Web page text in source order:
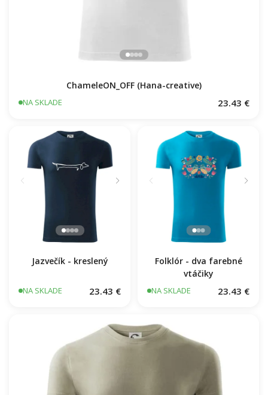
ChameleON_OFF (Hana-creative)
NA SKLADE 23.43 €
Jazvečík - kreslený
NA SKLADE 23.43 €
Folklór - dva farebné
vtáčiky
NA SKLADE 23.43 €